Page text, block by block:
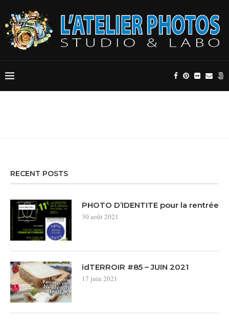
RECENT POSTS
PHOTO D’IDENTITE pour la rentrée
30 août 2021
idTERROIR #85 – JUIN 2021
17 juin 2021